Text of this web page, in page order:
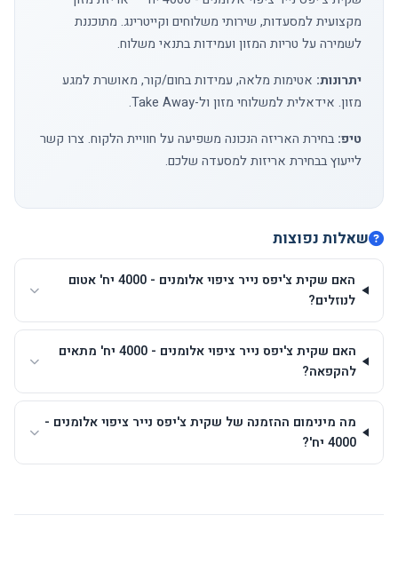
מקצועית למסעדות, שירותי משלוחים וקייטרינג. מתוכננת
לשמירה על טריות המזון ועמידות בתנאי משלוח.
יתרונות: אטימות מלאה, עמידות בחום/קור, מאושרת למגע
מזון. אידאלית למשלוחי מזון ול-Take Away.
טיפ: בחירת האריזה הנכונה משפיעה על חוויית הלקוח. צרו קשר
לייעוץ בבחירת אריזות למסעדה שלכם.
שאלות נפוצות
האם שקית צ'יפס נייר ציפוי אלומנים - 4000 יח' אטום
לנוזלים?
האם שקית צ'יפס נייר ציפוי אלומנים - 4000 יח' מתאים
להקפאה?
מה מינימום ההזמנה של שקית צ'יפס נייר ציפוי אלומנים -
4000 יח'?